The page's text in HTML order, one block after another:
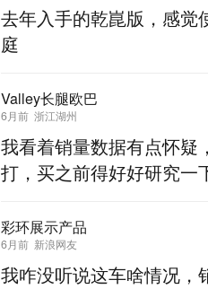
去年入手的乾崑版，感觉
庭
Valley长腿欧巴
6月前 浙江湖州
我看着销量数据有点怀疑
打，买之前得好好研究一
彩环展示产品
6月前 新浪网友
我咋没听说这车啥情况，